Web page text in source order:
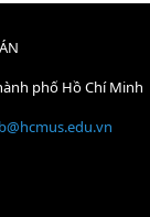
phố Hồ Chí Minh